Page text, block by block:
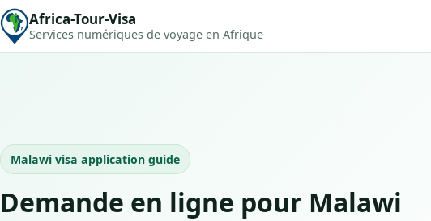
Africa-Tour-Visa
Services numériques de voyage en Afrique
Malawi visa application guide
Demande en ligne pour Malawi